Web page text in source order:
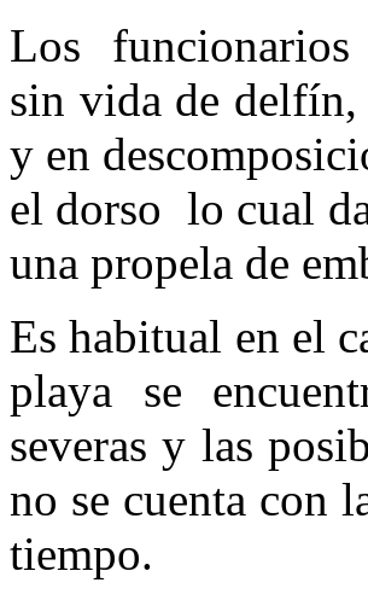
Los funcionarios
sin vida de
y en
el dorso lo cual
una propela de
Es habitual en el
playa se
severas y las
no se cuenta con
tiempo.